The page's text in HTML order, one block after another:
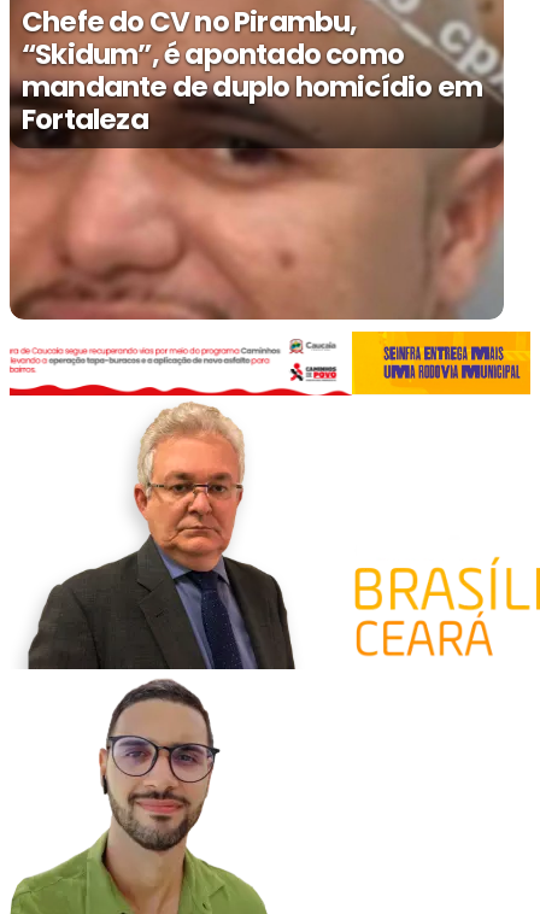
Chefe do CV no Pirambu,
“Skidum”, é apontado como
mandante de duplo homicídio em
Fortaleza